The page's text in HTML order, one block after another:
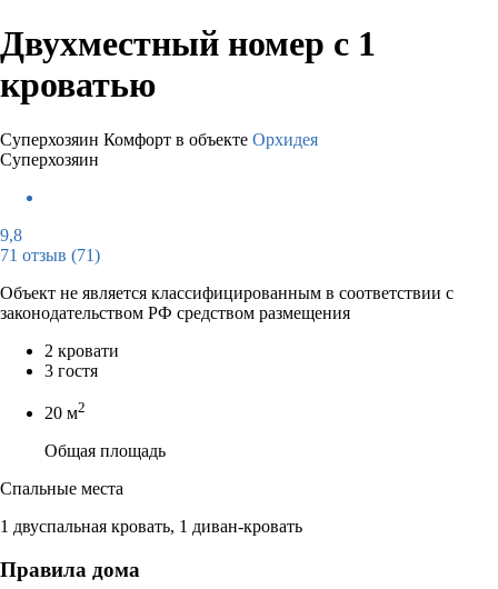
Двухместный номер с 1
кроватью
Суперхозяин Комфорт в объекте Орхидея
Суперхозяин
9,8
71 отзыв (71)
Объект не является классифицированным в соответствии с
законодательством РФ средством размещения
2 кровати
3 гостя
20 м2
Общая площадь
Спальные места
1 двуспальная кровать, 1 диван-кровать
Правила дома